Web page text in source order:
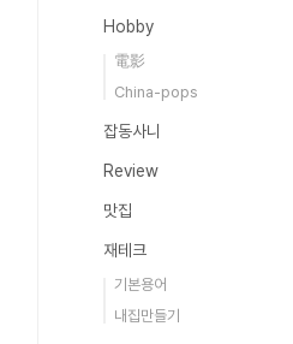
Hobby
電影
China-pops
잡동사니
Review
맛집
재테크
기본용어
내집만들기